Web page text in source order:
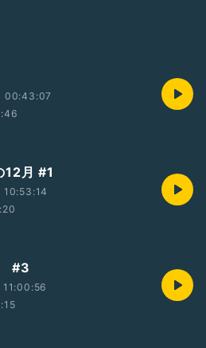
00:43:07
12月 #1
#3